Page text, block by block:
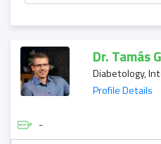
Dr. Tamás
Diabetology,
Profile Details
-